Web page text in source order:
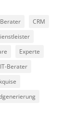
Berater
CRM
Experte
IT-Berater